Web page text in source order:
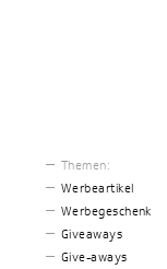
Themen:
Werbeartikel
Werbegeschenk
Giveaways
Give-aways